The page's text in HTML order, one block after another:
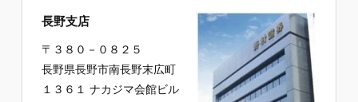
長野支店
〒３８０－０８２５
長野県長野市南長野末広町
１３６１ ナカジマ会館ビル